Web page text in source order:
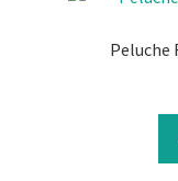
Peluche